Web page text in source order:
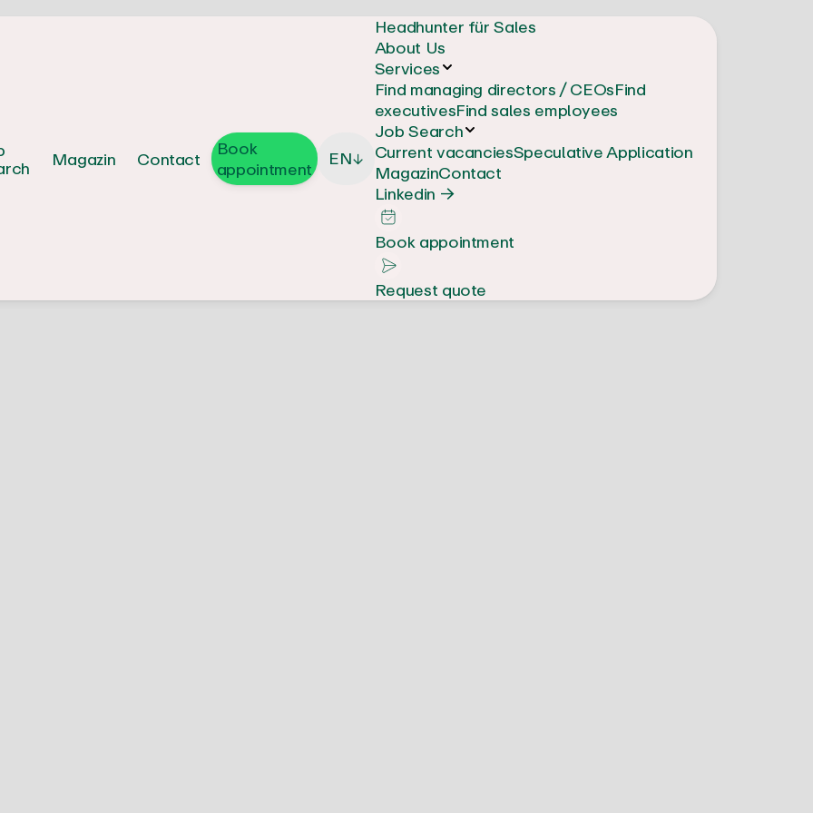
Magazin Contact
Book
appointment
EN↓
Headhunter für Sales
About Us
Services
Find managing directors / CEOsFind
executivesFind sales employees
Job Search
Current vacanciesSpeculative Application
MagazinContact
Linkedin →
Book appointment
Request quote